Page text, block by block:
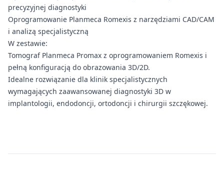
precyzyjnej diagnostyki
Oprogramowanie Planmeca Romexis z narzędziami CAD/CAM
i analizą specjalistyczną
W zestawie:
Tomograf Planmeca Promax z oprogramowaniem Romexis i
pełną konfiguracją do obrazowania 3D/2D.
Idealne rozwiązanie dla klinik specjalistycznych
wymagających zaawansowanej diagnostyki 3D w
implantologii, endodoncji, ortodoncji i chirurgii szczękowej.